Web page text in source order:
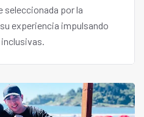
seleccionada por la
experiencia impulsando